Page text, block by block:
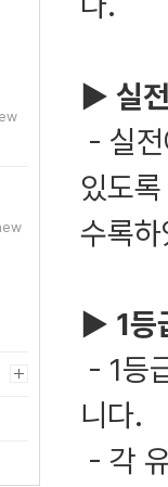
▶ 실
- 실
있도
수록
▶ 1등
- 1등
니다.
- 각